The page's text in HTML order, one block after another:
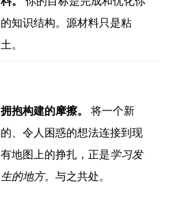
的知识结构。源材料只是粘
土。
拥抱构建的摩擦。
将一个新
的、令人困惑的想法连接到现
有地图上的挣扎，正是学习发
生的地方。与之共处。